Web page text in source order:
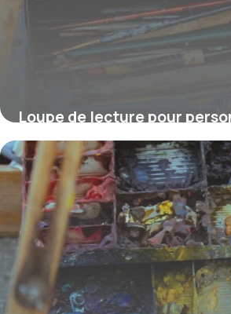
Loupe de lecture pour
comment choisir la
adaptée
23 février 2026